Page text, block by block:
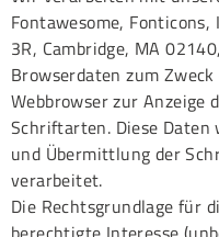
Fontawesome,
3R, Cambridge, MA
Browserdaten zum
Webbrowser zur Anzeige
Schriftarten. Diese
und Übermittlung der
verarbeitet.
Die Rechtsgrundlage für